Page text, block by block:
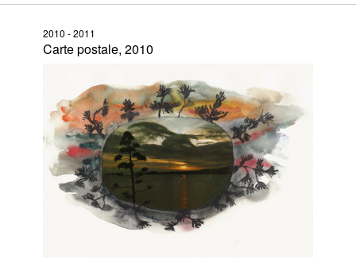
2010 - 2011
Carte postale, 2010